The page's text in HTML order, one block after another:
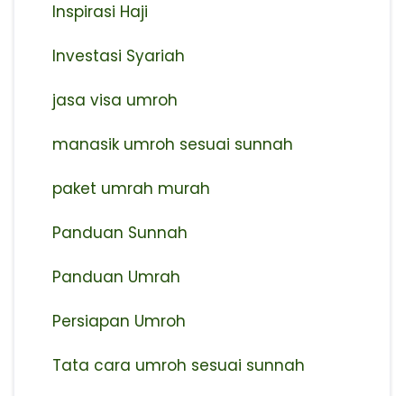
Inspirasi Haji
Investasi Syariah
jasa visa umroh
manasik umroh sesuai sunnah
paket umrah murah
Panduan Sunnah
Panduan Umrah
Persiapan Umroh
Tata cara umroh sesuai sunnah